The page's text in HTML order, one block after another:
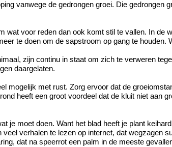
vanwege de gedrongen groei. Die
wat voor reden dan ook komt stil te vallen. In
te doen om de sapstroom op gang te houden.
zijn continu in staat om zich te verweren
daargelaten.
mogelijk met rust. Zorg ervoor dat de
heeft een groot voordeel dat de kluit niet
je moet doen. Want het blad heeft je plant
verhalen te lezen op internet, dat
dat na speerrot een palm in de meeste